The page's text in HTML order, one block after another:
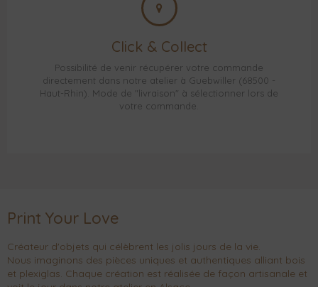
Click & Collect
Possibilité de venir récupérer votre commande
directement dans notre atelier à Guebwiller (68500 -
Haut-Rhin). Mode de "livraison" à sélectionner lors de
votre commande.
Print Your Love
Créateur d'objets qui célèbrent les jolis jours de la vie.
Nous imaginons des pièces uniques et authentiques alliant bois
et plexiglas. Chaque création est réalisée de façon artisanale et